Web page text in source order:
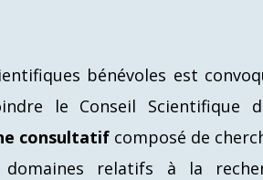
bénévoles est
le Conseil Scientifique
consultatif composé de
domaines relatifs à la